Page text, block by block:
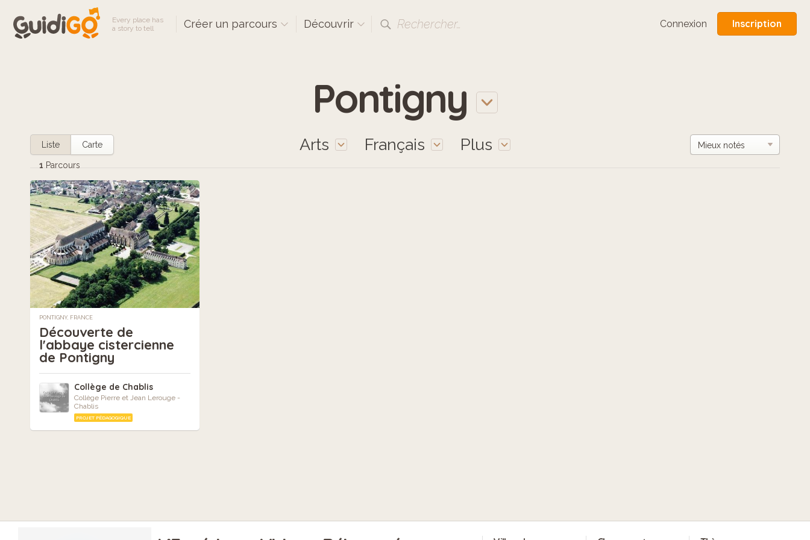
Every place has
a story to tell
Créer un parcours Découvrir Rechercher… Connexion Inscription
Pontigny
Arts Français Plus
Liste Carte
1 Parcours
PONTIGNY, FRANCE
Découverte de
l'abbaye cistercienne
de Pontigny
Collège de Chablis
Collège Pierre et Jean Lerouge -
Chablis
PROJET PÉDAGOGIQUE